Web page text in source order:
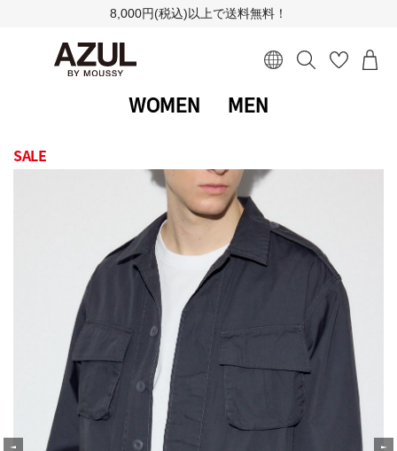
8,000円(税込)以上で送料無料！
WOMEN MEN
SALE